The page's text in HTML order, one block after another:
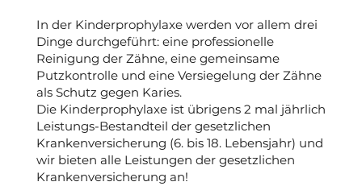
In der Kinderprophylaxe werden vor allem drei
Dinge durchgeführt: eine professionelle
Reinigung der Zähne, eine gemeinsame
Putzkontrolle und eine Versiegelung der Zähne
als Schutz gegen Karies.
Die Kinderprophylaxe ist übrigens 2 mal jährlich
Leistungs-Bestandteil der gesetzlichen
Krankenversicherung (6. bis 18. Lebensjahr) und
wir bieten alle Leistungen der gesetzlichen
Krankenversicherung an!